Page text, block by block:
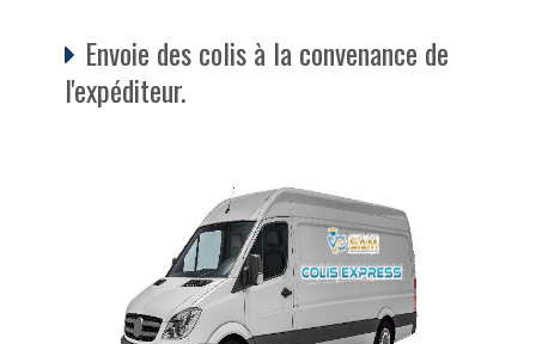
Envoie des colis à la convenance de
l'expéditeur.